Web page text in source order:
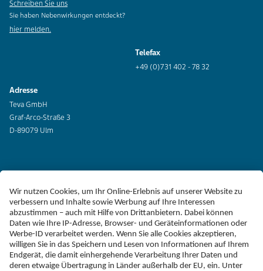
Schreiben Sie uns
Sie haben Nebenwirkungen entdeckt?
hier melden.
Telefax
+49 (0)731 402 - 78 32
Adresse
Teva GmbH
Graf-Arco-Straße 3
D-89079 Ulm
Erklärung zur Barrierefreiheit
Impressum
Liefer-AGB
Datenschutz
Haftungsausschluss